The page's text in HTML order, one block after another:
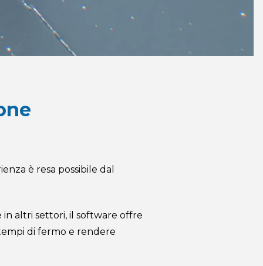
è resa possibile dal
altri settori, il software offre
di fermo e rendere